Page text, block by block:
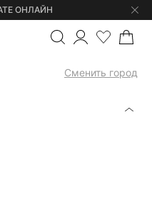
ОНЛАЙН
Сменить город
ТОП С БАСКОЙ И